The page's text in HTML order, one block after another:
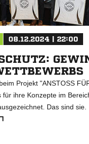
08.12.2024 | 22:00
Projekt "ANSTOSS
für ihre Konzepte im
Das sind sie.